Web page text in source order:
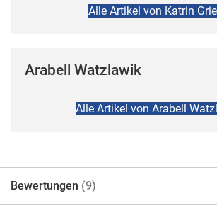
Alle Artikel von Katrin
Arabell Watzlawik
Alle Artikel von Arabell
Bewertungen 9